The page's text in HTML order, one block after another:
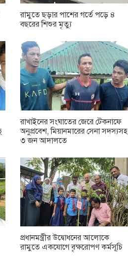
রামুতে ছড়ার পাশের গর্তে পড়ে ৪
বছরের শিশুর মৃত্যু
রাখাইনের সংঘাতের জেরে টেকনাফে
অনুপ্রবেশ, মিয়ানমারের সেনা সদস্যসহ
৩ জন আদালতে
প্রধানমন্ত্রীর উদ্বোধনের আলোকে
রামুতে একযোগে বৃক্ষরোপণ কর্মসূচি